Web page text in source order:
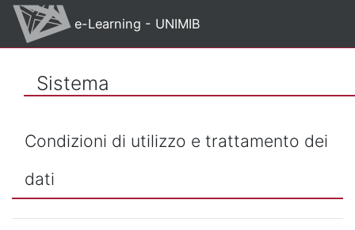
Vai al contenuto principale
e-Learning - UNIMIB
Sistema
Condizioni di utilizzo e trattamento dei
dati